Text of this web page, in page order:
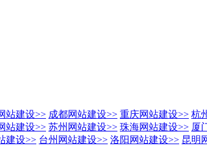
站建设>> 成都网站建设>> 重庆网站建设>> 杭
站建设>> 苏州网站建设>> 珠海网站建设>> 厦
建设>> 台州网站建设>> 洛阳网站建设>> 昆明